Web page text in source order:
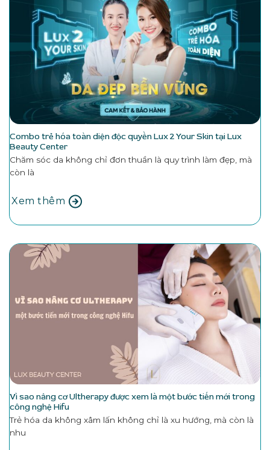
Combo trẻ hóa toàn diện độc quyền Lux 2 Your Skin tại Lux
Beauty Center
Chăm sóc da không chỉ đơn thuần là quy trình làm đẹp, mà
còn là
Xem thêm
Vì sao nâng cơ Ultherapy được xem là một bước tiến mới trong
công nghệ Hifu
Trẻ hóa da không xâm lấn không chỉ là xu hướng, mà còn là
nhu